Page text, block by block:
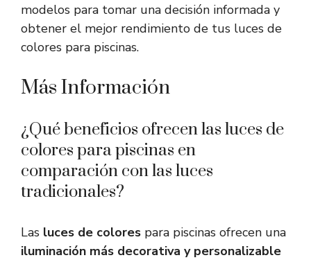
modelos para tomar una decisión informada y
obtener el mejor rendimiento de tus luces de
colores para piscinas.
Más Información
¿Qué beneficios ofrecen las luces de
colores para piscinas en
comparación con las luces
tradicionales?
Las luces de colores para piscinas ofrecen una
iluminación más decorativa y personalizable